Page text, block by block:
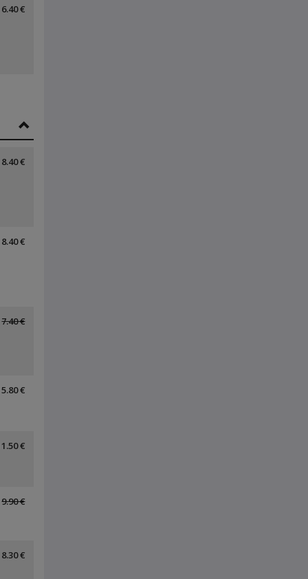
6.40 €
8.40 €
8.40 €
7.40 €
5.80 €
€
9.90 €
8.30 €